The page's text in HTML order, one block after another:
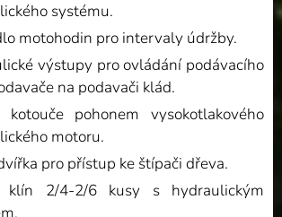
systému.
motohodin pro intervaly údržby.
výstupy pro ovládání podávacího
na podavači klád.
kotouče pohonem vysokotlakového
motoru.
pro přístup ke štípači dřeva.
klín 2/4-2/6 kusy s hydraulickým